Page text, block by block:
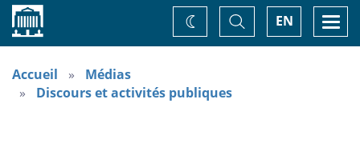
Accueil EN
Basculer
la
recherche
Changez
de
Accueil
Médias
Discours et activités publiques